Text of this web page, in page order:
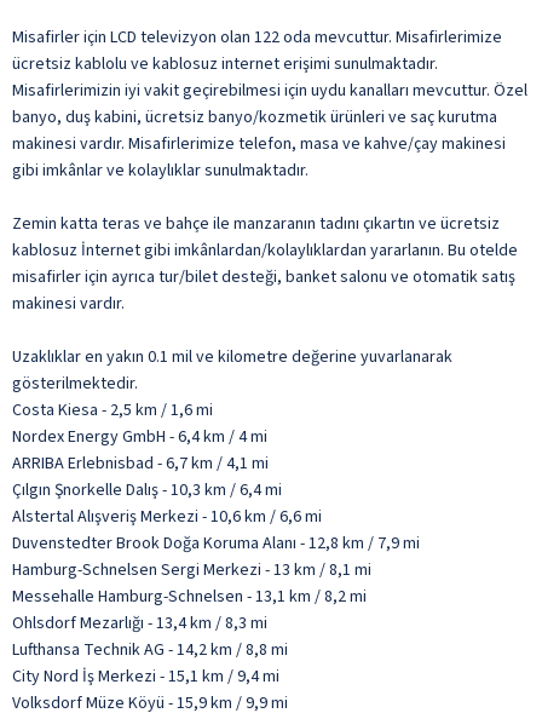
Misafirler için LCD televizyon olan 122 oda mevcuttur. Misafirlerimize
ücretsiz kablolu ve kablosuz internet erişimi sunulmaktadır.
Misafirlerimizin iyi vakit geçirebilmesi için uydu kanalları mevcuttur. Özel
banyo, duş kabini, ücretsiz banyo/kozmetik ürünleri ve saç kurutma
makinesi vardır. Misafirlerimize telefon, masa ve kahve/çay makinesi
gibi imkânlar ve kolaylıklar sunulmaktadır.
Zemin katta teras ve bahçe ile manzaranın tadını çıkartın ve ücretsiz
kablosuz İnternet gibi imkânlardan/kolaylıklardan yararlanın. Bu otelde
misafirler için ayrıca tur/bilet desteği, banket salonu ve otomatik satış
makinesi vardır.
Uzaklıklar en yakın 0.1 mil ve kilometre değerine yuvarlanarak
gösterilmektedir.
Costa Kiesa - 2,5 km / 1,6 mi
Nordex Energy GmbH - 6,4 km / 4 mi
ARRIBA Erlebnisbad - 6,7 km / 4,1 mi
Çılgın Şnorkelle Dalış - 10,3 km / 6,4 mi
Alstertal Alışveriş Merkezi - 10,6 km / 6,6 mi
Duvenstedter Brook Doğa Koruma Alanı - 12,8 km / 7,9 mi
Hamburg-Schnelsen Sergi Merkezi - 13 km / 8,1 mi
Messehalle Hamburg-Schnelsen - 13,1 km / 8,2 mi
Ohlsdorf Mezarlığı - 13,4 km / 8,3 mi
Lufthansa Technik AG - 14,2 km / 8,8 mi
City Nord İş Merkezi - 15,1 km / 9,4 mi
Volksdorf Müze Köyü - 15,9 km / 9,9 mi